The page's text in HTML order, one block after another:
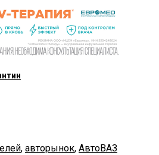
, авторынок, АвтоВАЗ